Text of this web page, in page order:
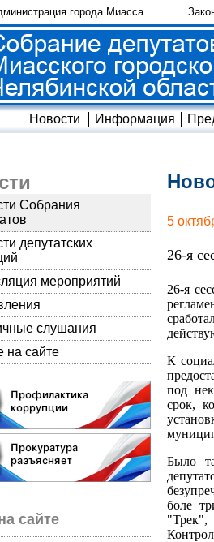
города Миасса
Новости Информация
Собрания
депутатских
мероприятий
слушания
на сайте
сайте
5
26-я
26-я
К
под
срок,
Было
боле
"Трек",